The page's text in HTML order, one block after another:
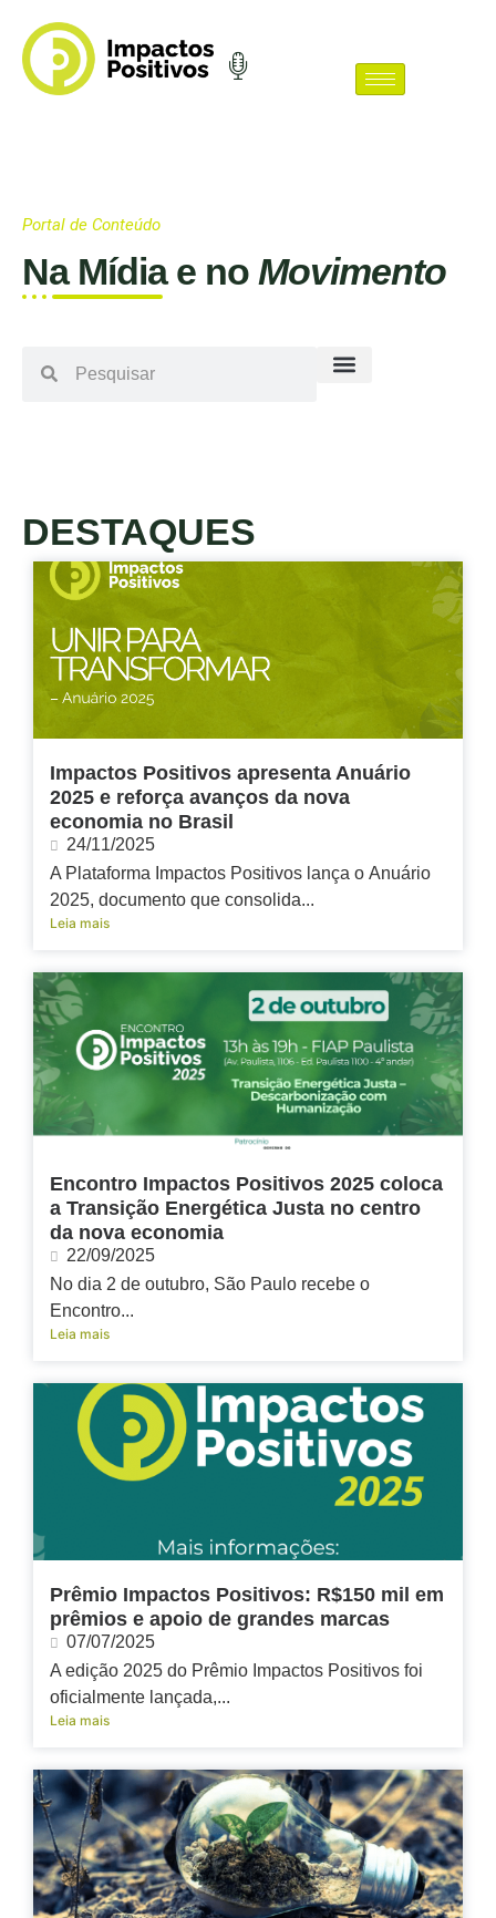
Portal de Conteúdo
Na Mídia e no Movimento
DESTAQUES
Impactos Positivos apresenta Anuário
2025 e reforça avanços da nova
economia no Brasil
24/11/2025
A Plataforma Impactos Positivos lança o Anuário
2025, documento que consolida...
Leia mais
Encontro Impactos Positivos 2025 coloca
a Transição Energética Justa no centro
da nova economia
22/09/2025
No dia 2 de outubro, São Paulo recebe o
Encontro...
Leia mais
Prêmio Impactos Positivos: R$150 mil em
prêmios e apoio de grandes marcas
07/07/2025
A edição 2025 do Prêmio Impactos Positivos foi
oficialmente lançada,...
Leia mais